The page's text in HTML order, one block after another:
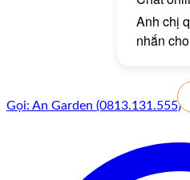
Gọi: An Garden (0813.131.555)